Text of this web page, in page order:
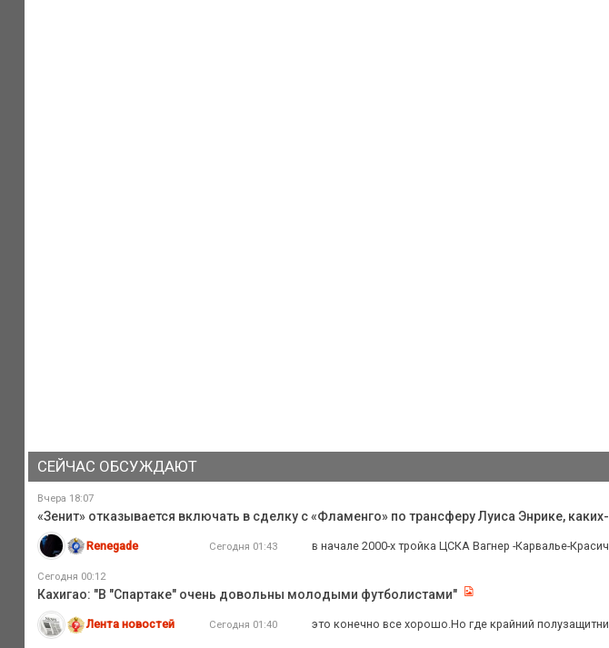
СЕЙЧАС ОБСУЖДАЮТ
Вчера 18:07
«Зенит» отказывается включать в сделку с «Фламенго» по трансферу Луиса Энрике,
Renegade Сегодня 01:43 в начале 2000-х тройка ЦСКА Вагнер -Карвалье-
Сегодня 00:12
Кахигао: "В "Спартаке" очень довольны молодыми футболистами"
Лента новостей Сегодня 01:40 это конечно все хорошо.Но где крайний